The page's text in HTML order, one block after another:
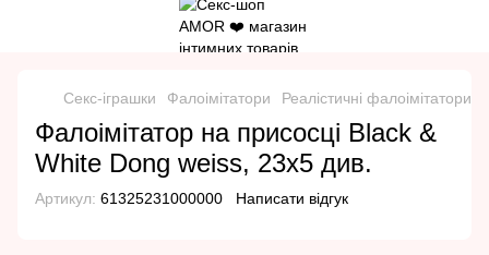
Секс-іграшки Фалоімітатори Реалістичні фалоімітатори
Фалоімітатор на присосці Black &
White Dong weiss, 23х5 див.
Артикул: 61325231000000 Написати відгук